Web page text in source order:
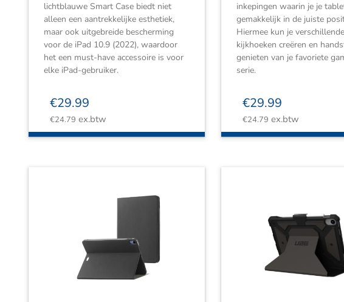
lichtblauwe Smart Case biedt niet
alleen een aantrekkelijke esthetiek,
maar ook uitgebreide bescherming
voor de iPad 10.9 (2022), waardoor
het een must-have accessoire is voor
elke iPad-gebruiker.
€29.99
€24.79 ex.btw
inkepingen waarin je je
gemakkelijk in de juiste
Hiermee kun je verschillende
kijkhoeken creëren en
genieten van je favoriete
serie.
€29.99
€24.79 ex.btw